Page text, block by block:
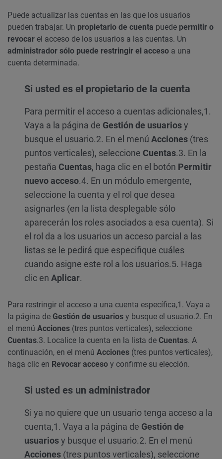
Puede actualizar las cuentas en las que los usuarios
pueden trabajar. Un propietario de cuenta puede permitir o
revocar el acceso de los usuarios a las cuentas. Un
administrador sólo puede restringir el acceso a una
cuenta determinada.
Si usted es el propietario de la cuenta
Para permitir el acceso a cuentas adicionales,1.
Vaya a la página de Gestión de usuariosy
busque el usuario.2. En el menú Acciones (tres
puntos verticales), seleccione Cuentas.3. En la
pestaña Cuentas, haga clic en el botón Permitir
nuevo acceso.4. En un módulo emergente,
seleccione la cuenta y el rol que desea
asignarles (en la lista desplegable sólo
aparecerán los roles asociados a esa cuenta). Si
el rol da a los usuarios un acceso parcial a las
listas se le pedirá que especifique cuáles
cuando asigne este rol a los usuarios.5. Haga
clic en Aplicar.
Para restringir el acceso a una cuenta específica,1. Vaya a
la página de Gestión de usuarios y busque el usuario.2. En
el menú Acciones (tres puntos verticales), seleccione
Cuentas.3. Localice la cuenta en la lista de Cuentas. A
continuación, en el menú Acciones (tres puntos verticales),
haga clic en Revocar acceso y confirme su elección.
Si usted es un administrador
Si ya no quiere que un usuario tenga acceso a la
cuenta,1. Vaya a la página de Gestión de
usuariosy busque el usuario.2. En el menú
Acciones (tres puntos verticales), seleccione